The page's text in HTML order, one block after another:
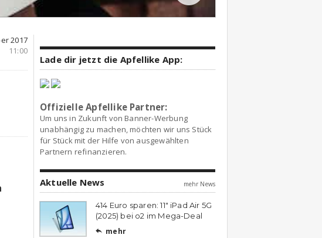
2017
11:00
Lade dir jetzt die Apfellike App:
Offizielle Apfellike Partner:
Um uns in Zukunft von Banner-Werbung
unabhängig zu machen, möchten wir uns Stück
für Stück mit der Hilfe von ausgewählten
Partnern refinanzieren.
Aktuelle News mehr News
414 Euro sparen: 11″ iPad Air 5G
(2025) bei o2 im Mega-Deal
 mehr